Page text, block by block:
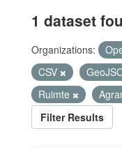
1 dataset
Organizations:
CSV
Ruimte
Filter Results